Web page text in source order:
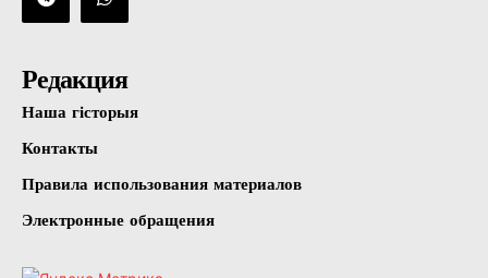
Редакция
Наша гісторыя
Контакты
Правила использования материалов
Электронные обращения